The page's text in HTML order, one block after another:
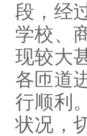
段，经
学校、
现较大
各匝道
行顺利
状况，